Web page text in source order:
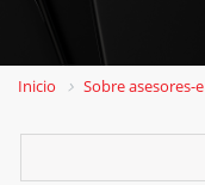
Inicio Sobre asesores-e